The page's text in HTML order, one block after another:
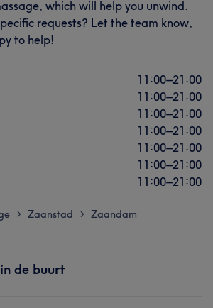
which will help you unwind.
requests? Let the team know,
to help!
11:00–21:00
11:00–21:00
11:00–21:00
11:00–21:00
11:00–21:00
11:00–21:00
11:00–21:00
> Zaanstad > Zaandam
de buurt